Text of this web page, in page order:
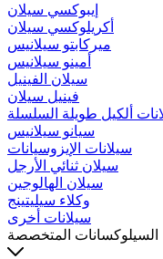
إيبوكسي سيلان
أكريلوكسي سيلان
ميركابتو سيلانيس
أمينو سيلانيس
سيلان الفينيل
فينيل سيلان
ألكيل طويلة السلسلة
سيانو سيلانيس
سيلانات الإيزوسيانات
سيلان ثنائي الأرجل
سيلان الهالوجين
وكلاء سيليتينج
سيلانات أخرى
السيلوكسانات المتخصصة